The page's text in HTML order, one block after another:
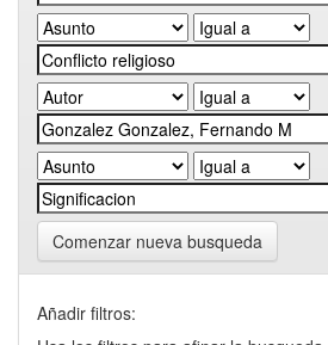
Comenzar nueva busqueda
Añadir filtros: